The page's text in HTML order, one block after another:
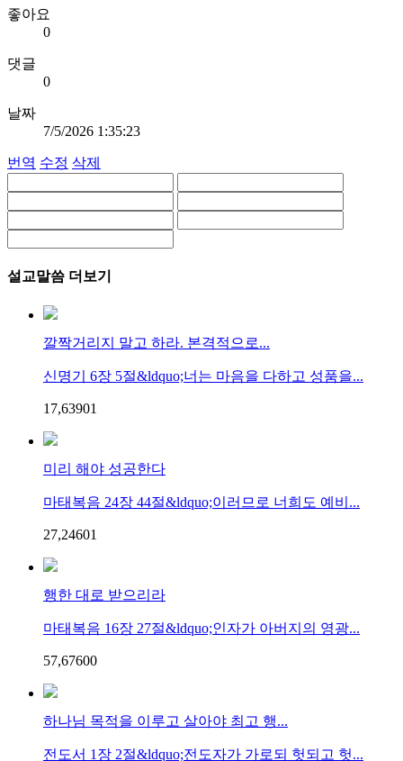
좋아요
0
댓글
0
날짜
7/5/2026 1:35:23
번역 수정 삭제
설교말씀 더보기
깔짝거리지 말고 하라. 본격적으로...
신명기 6장 5절&ldquo;너는 마음을 다하고 성품을...
17,63901
미리 해야 성공한다
마태복음 24장 44절&ldquo;이러므로 너희도 예비...
27,24601
행한 대로 받으리라
마태복음 16장 27절&ldquo;인자가 아버지의 영광...
57,67600
하나님 목적을 이루고 살아야 최고 행...
전도서 1장 2절&ldquo;전도자가 가로되 헛되고 헛...